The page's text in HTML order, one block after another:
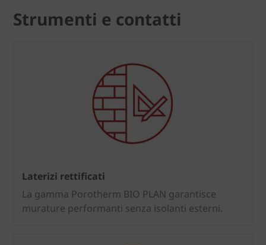
Strumenti e contatti
Laterizi rettificati
La gamma Porotherm BIO PLAN garantisce
murature performanti senza isolanti esterni.